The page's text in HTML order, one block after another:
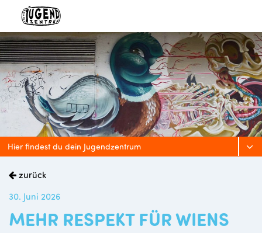
Hier findest du dein Jugendzentrum
zurück
30. Juni 2026
MEHR RESPEKT FÜR WIENS